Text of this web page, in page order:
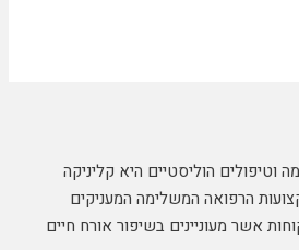
וטיפולים הוליסטיים היא קליניקה
הרפואה המשלימה המעניקים
אשר מעוניינים בשיפור אורח חיים